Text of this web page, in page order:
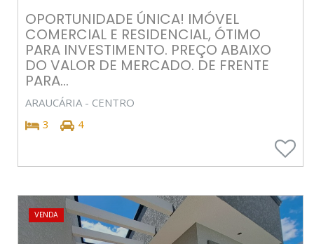
OPORTUNIDADE ÚNICA! IMÓVEL
COMERCIAL E RESIDENCIAL, ÓTIMO
PARA INVESTIMENTO. PREÇO ABAIXO
DO VALOR DE MERCADO. DE FRENTE
PARA...
ARAUCÁRIA - CENTRO
3
4
VENDA